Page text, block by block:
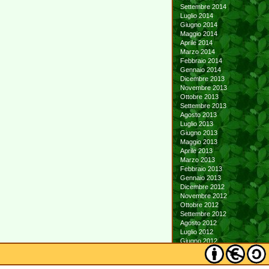
Settembre 2014
Luglio 2014
Giugno 2014
Maggio 2014
Aprile 2014
Marzo 2014
Febbraio 2014
Gennaio 2014
Dicembre 2013
Novembre 2013
Ottobre 2013
Settembre 2013
Agosto 2013
Luglio 2013
Giugno 2013
Maggio 2013
Aprile 2013
Marzo 2013
Febbraio 2013
Gennaio 2013
Dicembre 2012
Novembre 2012
Ottobre 2012
Settembre 2012
Agosto 2012
Luglio 2012
Giugno 2012
Maggio 2012
Aprile 2012